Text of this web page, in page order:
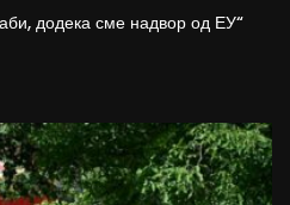
додека сме надвор од ЕУ“